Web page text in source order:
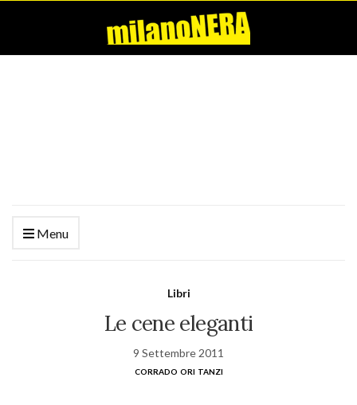
Menu
Libri
Le cene eleganti
9 Settembre 2011
corrado ori tanzi